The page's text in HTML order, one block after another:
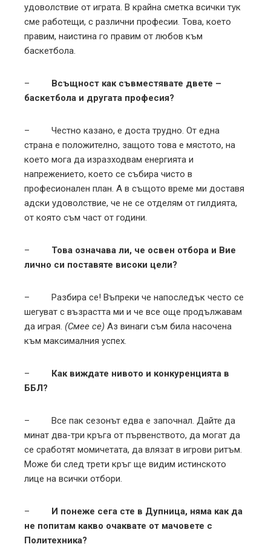
удоволствие от играта. В крайна сметка всички тук
сме работещи, с различни професии. Това, което
правим, наистина го правим от любов към
баскетбола.
– Всъщност как съвместявате двете –
баскетбола и другата професия?
– Честно казано, е доста трудно. От една
страна е положително, защото това е мястото, на
което мога да изразходвам енергията и
напрежението, което се събира чисто в
професионален план. А в същото време ми доставя
адски удоволствие, че не се отделям от гилдията,
от която съм част от години.
– Това означава ли, че освен отбора и Вие
лично си поставяте високи цели?
– Разбира се! Въпреки че напоследък често се
шегуват с възрастта ми и че все още продължавам
да играя. (Смее се) Аз винаги съм била насочена
към максималния успех.
– Как виждате нивото и конкуренцията в
ББЛ?
– Все пак сезонът едва е започнал. Дайте да
минат два-три кръга от първенството, да могат да
се сработят момичетата, да влязат в игрови ритъм.
Може би след трети кръг ще видим истинското
лице на всички отбори.
– И понеже сега сте в Дупница, няма как да
не попитам какво очаквате от мачовете с
Политехника?